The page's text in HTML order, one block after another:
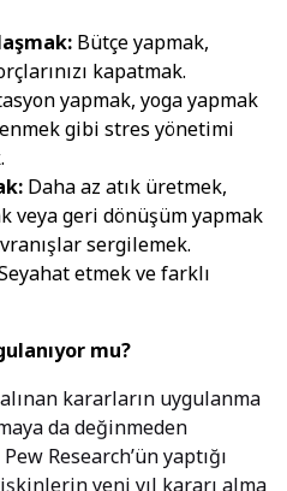
Bütçe yapmak,
kapatmak.
yapmak, yoga yapmak
gibi stres yönetimi
Daha az atık üretmek,
veya geri dönüşüm yapmak
sergilemek.
etmek ve farklı
mu?
kararların uygulanma
da değinmeden
Research’ün yaptığı
yeni yıl kararı alma